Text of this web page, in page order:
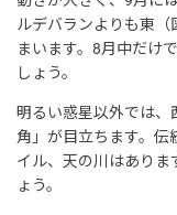
ルデバランよりも東（
まいます。8月中だけ
しょう。
明るい惑星以外では、
角」が目立ちます。伝
イル、天の川はありま
ょう。